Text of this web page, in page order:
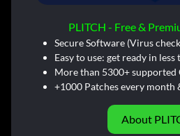
PLITCH - Free &
Secure Software (Virus
Easy to use: get ready in less
More than 5300+ supported
+1000 Patches every month
About